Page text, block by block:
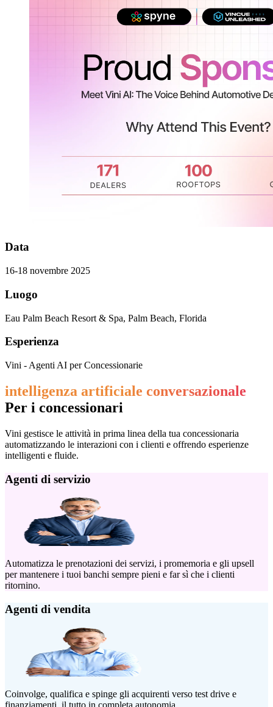
Data
16-18 novembre 2025
Luogo
Eau Palm Beach Resort & Spa, Palm Beach, Florida
Esperienza
Vini - Agenti AI per Concessionarie
intelligenza artificiale conversazionale
Per i concessionari
Vini gestisce le attività in prima linea della tua concessionaria
automatizzando le interazioni con i clienti e offrendo esperienze
intelligenti e fluide.
Agenti di servizio
Automatizza le prenotazioni dei servizi, i promemoria e gli upsell
per mantenere i tuoi banchi sempre pieni e far sì che i clienti
ritornino.
Agenti di vendita
Coinvolge, qualifica e spinge gli acquirenti verso test drive e
finanziamenti, il tutto in completa autonomia.